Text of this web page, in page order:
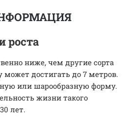
роста
ниже, чем другие сорта
может достигать до 7 метров.
или шарообразную форму.
жизни такого
лет.